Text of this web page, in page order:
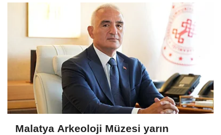
Malatya Arkeoloji Müzesi yarın